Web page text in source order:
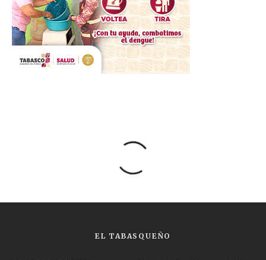
EL TABASQUEÑO